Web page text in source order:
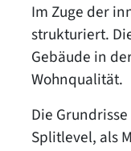
Im Zuge der
strukturiert.
Gebäude in
Wohnqualität.
Die
Splitlevel, als